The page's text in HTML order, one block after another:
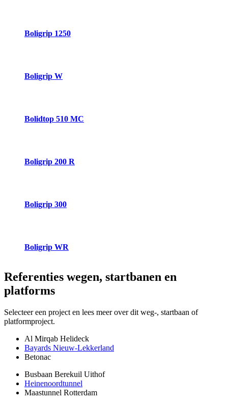
Boligrip 1250
Boligrip W
Bolidtop 510 MC
Boligrip 200 R
Boligrip 300
Boligrip WR
Referenties wegen, startbanen en
platforms
Selecteer een project en lees meer over dit weg-, startbaan of
platformproject.
Al Mirqab Helideck
Bayards Nieuw-Lekkerland
Betonac
Busbaan Berekuil Uithof
Heinenoordtunnel
Maastunnel Rotterdam